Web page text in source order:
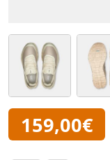
159,00€